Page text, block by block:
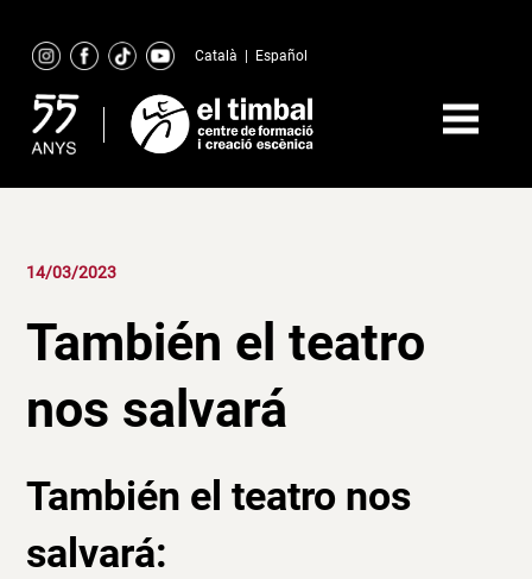
content
Català Español
14/03/2023
También el teatro
nos salvará
También elteatro nos
salvará: